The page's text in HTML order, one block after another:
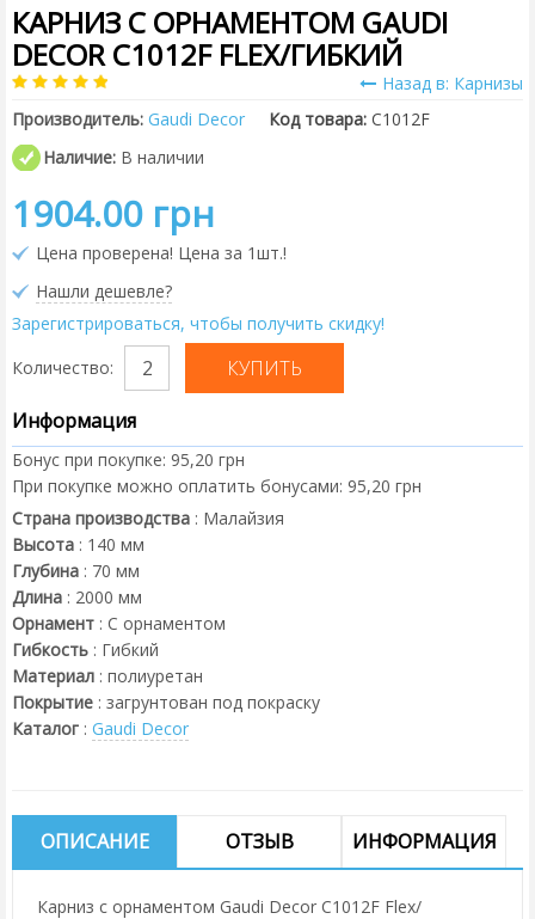
КАРНИЗ С ОРНАМЕНТОМ GAUDI
DECOR C1012F FLEX/ГИБКИЙ
Назад в: Карнизы
Производитель: Gaudi Decor Код товара: C1012F
Наличие: В наличии
1904.00 грн
Цена проверена! Цена за 1шт.!
Нашли дешевле?
Зарегистрироваться, чтобы получить скидку!
Количество:
Информация
Бонус при покупке: 95,20 грн
При покупке можно оплатить бонусами: 95,20 грн
Страна производства : Малайзия
Высота : 140 мм
Глубина : 70 мм
Длина : 2000 мм
Орнамент : С орнаментом
Гибкость : Гибкий
Материал : полиуретан
Покрытие : загрунтован под покраску
Каталог : Gaudi Decor
ОПИСАНИЕ ОТЗЫВ ИНФОРМАЦИЯ
Карниз с орнаментом Gaudi Decor C1012F Flex/